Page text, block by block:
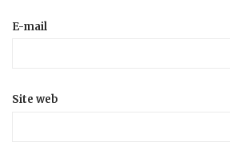
E-mail
Site web